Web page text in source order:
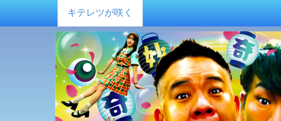
キテレツが咲く